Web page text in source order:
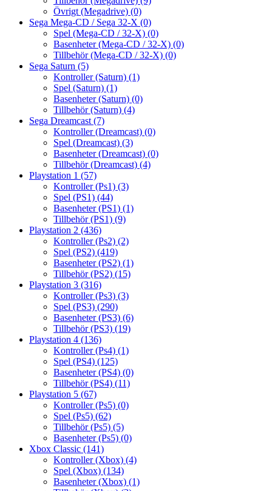
Övrigt (Megadrive) (0)
Sega Mega-CD / Sega 32-X (0)
Spel (Mega-CD / 32-X) (0)
Basenheter (Mega-CD / 32-X) (0)
Tillbehör (Mega-CD / 32-X) (0)
Sega Saturn (5)
Kontroller (Saturn) (1)
Spel (Saturn) (1)
Basenheter (Saturn) (0)
Tillbehör (Saturn) (4)
Sega Dreamcast (7)
Kontroller (Dreamcast) (0)
Spel (Dreamcast) (3)
Basenheter (Dreamcast) (0)
Tillbehör (Dreamcast) (4)
Playstation 1 (57)
Kontroller (Ps1) (3)
Spel (PS1) (44)
Basenheter (PS1) (1)
Tillbehör (PS1) (9)
Playstation 2 (436)
Kontroller (Ps2) (2)
Spel (PS2) (419)
Basenheter (PS2) (1)
Tillbehör (PS2) (15)
Playstation 3 (316)
Kontroller (Ps3) (3)
Spel (PS3) (290)
Basenheter (PS3) (6)
Tillbehör (PS3) (19)
Playstation 4 (136)
Kontroller (Ps4) (1)
Spel (PS4) (125)
Basenheter (PS4) (0)
Tillbehör (PS4) (11)
Playstation 5 (67)
Kontroller (Ps5) (0)
Spel (Ps5) (62)
Tillbehör (Ps5) (5)
Basenheter (Ps5) (0)
Xbox Classic (141)
Kontroller (Xbox) (4)
Spel (Xbox) (134)
Basenheter (Xbox) (1)